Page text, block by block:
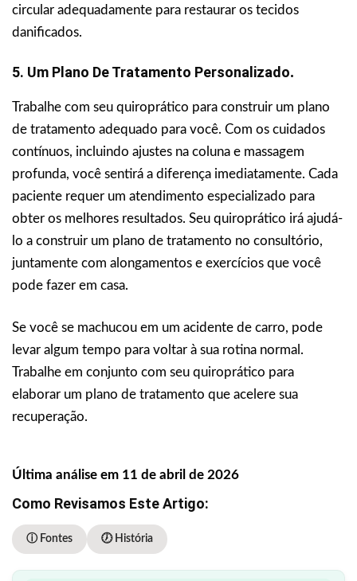
circular adequadamente para restaurar os tecidos
danificados.
5. Um Plano De Tratamento Personalizado.
Trabalhe com seu quiroprático para construir um plano
de tratamento adequado para você. Com os cuidados
contínuos, incluindo ajustes na coluna e massagem
profunda, você sentirá a diferença imediatamente. Cada
paciente requer um atendimento especializado para
obter os melhores resultados. Seu quiroprático irá ajudá-
lo a construir um plano de tratamento no consultório,
juntamente com alongamentos e exercícios que você
pode fazer em casa.
Se você se machucou em um acidente de carro, pode
levar algum tempo para voltar à sua rotina normal.
Trabalhe em conjunto com seu quiroprático para
elaborar um plano de tratamento que acelere sua
recuperação.
Última análise em 11 de abril de 2026
Como Revisamos Este Artigo:
ⓘ Fontes 🕖 História